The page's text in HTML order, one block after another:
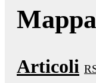
Articoli